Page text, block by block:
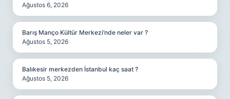
Ağustos 6, 2026
Barış Manço Kültür Merkezi’nde neler var ?
Ağustos 5, 2026
Balıkesir merkezden İstanbul kaç saat ?
Ağustos 5, 2026